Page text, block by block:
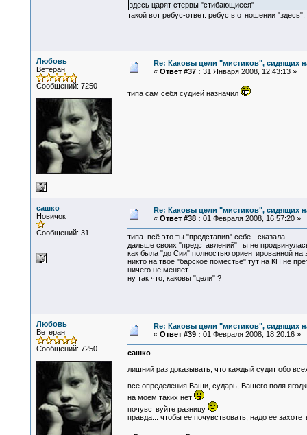
здесь царят стервы "стибающиеся"
такой вот ребус-ответ. ребус в отношении "здесь".
Любовь
Ветеран
Сообщений: 7250
Re: Каковы цели "мистиков", сидящих
« Ответ #37 : 31 Января 2008, 12:43:13 »
типа сам себя судией назначил
сашко
Новичок
Сообщений: 31
Re: Каковы цели "мистиков", сидящих
« Ответ #38 : 01 Февраля 2008, 16:57:20 »
типа. всё это ты "представив" себе - сказала.
дальше своих "представлений" ты не
как была "до Сии" полностью ориентированной на
никто на твоё "барское поместье" тут на КП не
ничего не меняет.
ну так что, каковы "цели" ?
Любовь
Ветеран
Сообщений: 7250
Re: Каковы цели "мистиков", сидящих
« Ответ #39 : 01 Февраля 2008, 18:20:16 »
сашко
лишний раз доказывать, что каждый судит обо
все определения Ваши, сударь, Вашего поля
на моем таких нет
почувствуйте разницу
правда... чтобы ее почувствовать, надо ее